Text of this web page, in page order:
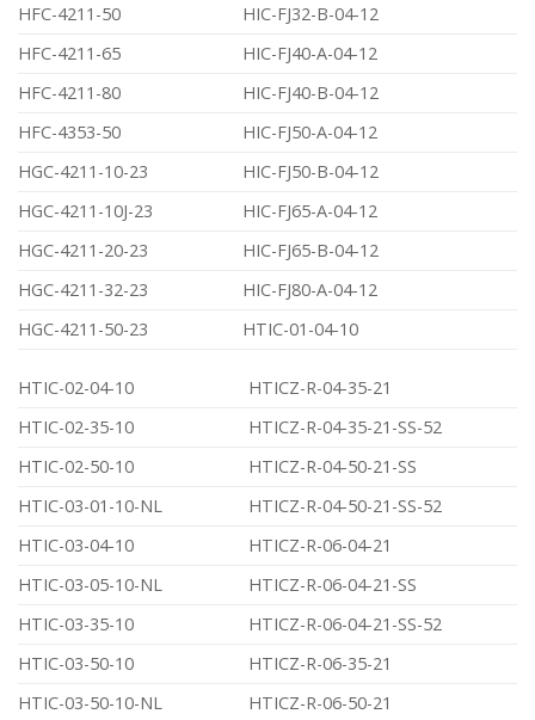
HFC-4211-50
HIC-FJ32-B-04-12
HFC-4211-65
HIC-FJ40-A-04-12
HFC-4211-80
HIC-FJ40-B-04-12
HFC-4353-50
HIC-FJ50-A-04-12
HGC-4211-10-23
HIC-FJ50-B-04-12
HGC-4211-10J-23
HIC-FJ65-A-04-12
HGC-4211-20-23
HIC-FJ65-B-04-12
HGC-4211-32-23
HIC-FJ80-A-04-12
HGC-4211-50-23
HTIC-01-04-10
HTIC-02-04-10
HTICZ-R-04-35-21
HTIC-02-35-10
HTICZ-R-04-35-21-SS-52
HTIC-02-50-10
HTICZ-R-04-50-21-SS
HTIC-03-01-10-NL
HTICZ-R-04-50-21-SS-52
HTIC-03-04-10
HTICZ-R-06-04-21
HTIC-03-05-10-NL
HTICZ-R-06-04-21-SS
HTIC-03-35-10
HTICZ-R-06-04-21-SS-52
HTIC-03-50-10
HTICZ-R-06-35-21
HTIC-03-50-10-NL
HTICZ-R-06-50-21